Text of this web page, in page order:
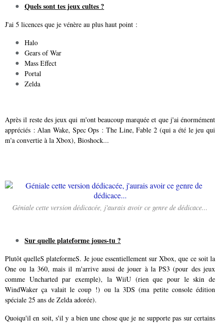
Quels sont tes jeux cultes ?
J'ai 5 licences que je vénère au plus haut point :
Halo
Gears of War
Mass Effect
Portal
Zelda
Après il reste des jeux qui m'ont beaucoup marquée et que j'ai énormément
appréciés : Alan Wake, Spec Ops : The Line, Fable 2 (qui a été le jeu qui
m'a convertie à la Xbox), Bioshock...
Géniale cette version dédicacée, j'aurais avoir ce genre de dédicace...
Sur quelle plateforme joues-tu ?
Plutôt quelleS plateformeS. Je joue essentiellement sur Xbox, que ce soit la
One ou la 360, mais il m'arrive aussi de jouer à la PS3 (pour des jeux
comme Uncharted par exemple), la WiiU (rien que pour le skin de
WindWaker ça valait le coup !) ou la 3DS (ma petite console édition
spéciale 25 ans de Zelda adorée).
Quoiqu'il en soit, s'il y a bien une chose que je ne supporte pas sur certains